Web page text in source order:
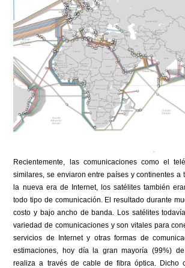
Recientemente, las comunicaciones como el
similares, se enviaron entre países y continentes a
la nueva era de Internet, los satélites también
todo tipo de comunicación. El resultado durante
costo y bajo ancho de banda. Los satélites
variedad de comunicaciones y son vitales para
servicios de Internet y otras formas de
estimaciones, hoy día la gran mayoría (99%)
realiza a través de cable de fibra óptica. Dicho